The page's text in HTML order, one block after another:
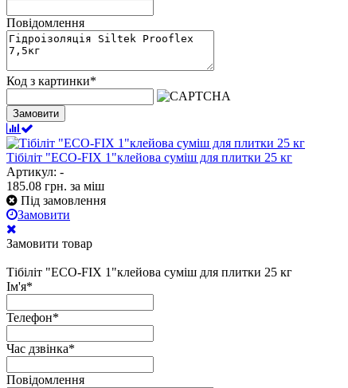
Повідомлення
Код з картинки*
Замовити
Тібіліт "ECO-FIX 1"клейова суміш для плитки 25 кг
Артикул: -
185.08 грн. за міш
Під замовлення
Замовити
Замовити товар
Тібіліт "ECO-FIX 1"клейова суміш для плитки 25 кг
Ім'я*
Телефон*
Час дзвінка*
Повідомлення